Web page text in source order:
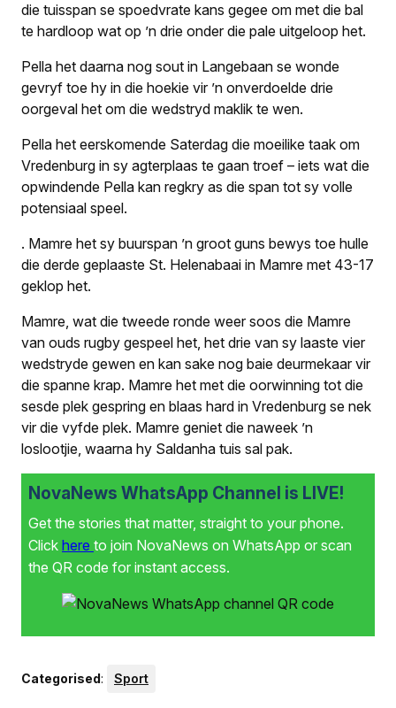
die tuisspan se spoedvrate kans gegee om met die bal
te hardloop wat op ’n drie onder die pale uitgeloop het.
Pella het daarna nog sout in Langebaan se wonde
gevryf toe hy in die hoekie vir ’n onverdoelde drie
oorgeval het om die wedstryd maklik te wen.
Pella het eerskomende Saterdag die moeilike taak om
Vredenburg in sy agterplaas te gaan troef – iets wat die
opwindende Pella kan regkry as die span tot sy volle
potensiaal speel.
. Mamre het sy buurspan ’n groot guns bewys toe hulle
die derde geplaaste St. Helenabaai in Mamre met 43-17
geklop het.
Mamre, wat die tweede ronde weer soos die Mamre
van ouds rugby gespeel het, het drie van sy laaste vier
wedstryde gewen en kan sake nog baie deurmekaar vir
die spanne krap. Mamre het met die oorwinning tot die
sesde plek gespring en blaas hard in Vredenburg se nek
vir die vyfde plek. Mamre geniet die naweek ’n
loslootjie, waarna hy Saldanha tuis sal pak.
NovaNews WhatsApp Channel is LIVE!
Get the stories that matter, straight to your phone.
Click here to join NovaNews on WhatsApp or scan
the QR code for instant access.
Categorised: Sport